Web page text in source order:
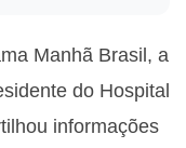
Manhã Brasil, a
do Hospital
informações